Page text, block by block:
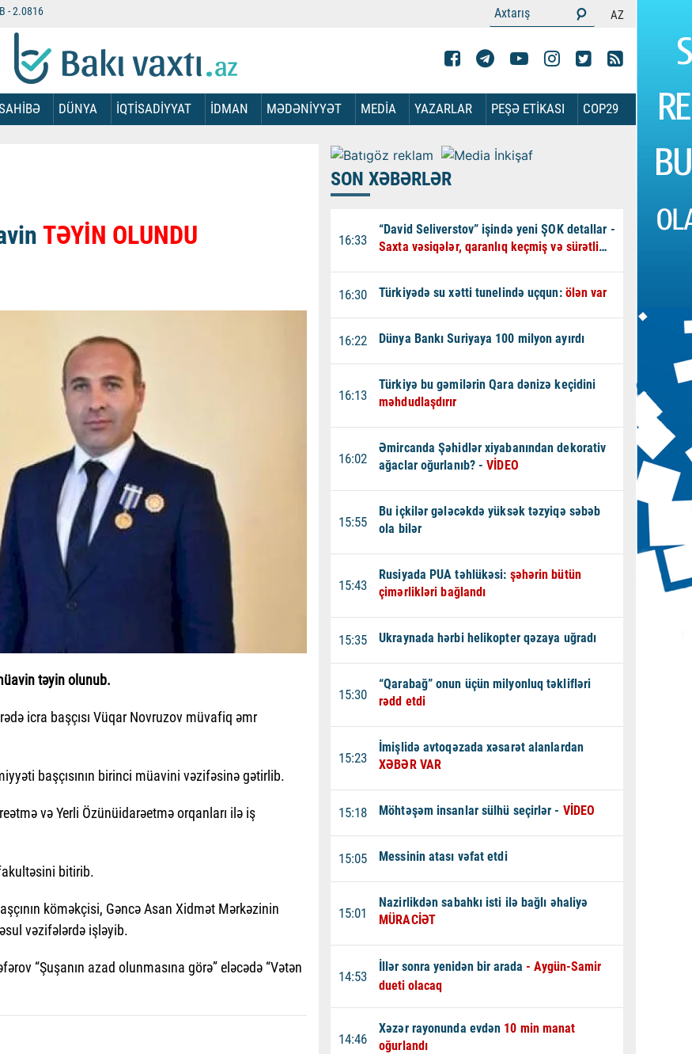
-2.0816 AZ
DÜNYA İQTİSADİYYAT İDMAN MƏDƏNİYYƏT MEDİA YAZARLAR PEŞƏ ETİKASI COP29
TƏYİN OLUNDU
təyin olunub.
icra başçısı Vüqar Novruzov müvafiq əmr
başçısının birinci müavini vəzifəsinə gətirlib.
və Yerli Özünüidarəetmə orqanları ilə iş
bitirib.
köməkçisi, Gəncə Asan Xidmət Mərkəzinin
vəzifələrdə işləyib.
“Şuşanın azad olunmasına görə” eləcədə “Vətən
SON XƏBƏRLƏR
16:33
“David Seliverstov” işində yeni ŞOK detallar -
Saxta vəsiqələr, qaranlıq keçmiş və sürətli
16:30 Türkiyədə su xətti tunelində uçqun:ölən var
16:22 Dünya Bankı Suriyaya 100 milyon ayırdı
16:13
Türkiyə bu gəmilərin Qara dənizə keçidini
məhdudlaşdırır
16:02
Əmircanda Şəhidlər xiyabanından dekorativ
ağaclar oğurlanıb? -VİDEO
15:55
Bu içkilər gələcəkdə yüksək təzyiqə səbəb
ola bilər
15:43
Rusiyada PUA təhlükəsi: şəhərin bütün
çimərlikləri bağlandı
15:35 Ukraynada hərbi helikopter qəzaya uğradı
15:30
“Qarabağ” onun üçün milyonluq təklifləri
rədd etdi
15:23
İmişlidə avtoqəzada xəsarət alanlardan
XƏBƏR VAR
15:18 Möhtəşəm insanlar sülhü seçirlər - VİDEO
15:05 Messinin atası vəfat etdi
15:01
Nazirlikdən sabahkı isti ilə bağlı əhaliyə
MÜRACİƏT
14:53
İllər sonra yenidən bir arada - Aygün-Samir
dueti olacaq
14:46
Xəzər rayonunda evdən 10 min manat
oğurlandı